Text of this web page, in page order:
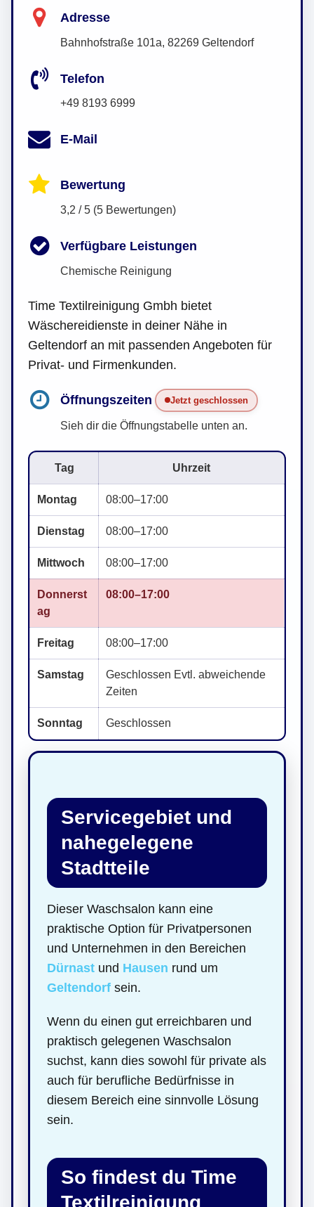
Adresse
Bahnhofstraße 101a, 82269 Geltendorf
Telefon
+49 8193 6999
E-Mail
Bewertung
3,2 / 5 (5 Bewertungen)
Verfügbare Leistungen
Chemische Reinigung
Time Textilreinigung Gmbh bietet
Wäschereidienste in deiner Nähe in
Geltendorf an mit passenden Angeboten für
Privat- und Firmenkunden.
Öffnungszeiten Jetzt geschlossen
Sieh dir die Öffnungstabelle unten an.
Tag Uhrzeit
Montag 08:00–17:00
Dienstag 08:00–17:00
Mittwoch 08:00–17:00
Donnerst
ag
08:00–17:00
Freitag 08:00–17:00
Samstag
Geschlossen Evtl. abweichende
Zeiten
Sonntag Geschlossen
Servicegebiet und
nahegelegene
Stadtteile
Dieser Waschsalon kann eine
praktische Option für Privatpersonen
und Unternehmen in den Bereichen
Dürnast und Hausen rund um
Geltendorf sein.
Wenn du einen gut erreichbaren und
praktisch gelegenen Waschsalon
suchst, kann dies sowohl für private als
auch für berufliche Bedürfnisse in
diesem Bereich eine sinnvolle Lösung
sein.
So findest du Time
Textilreinigung